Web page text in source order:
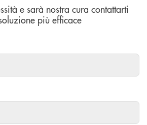
e sarà nostra cura contattarti
più efficace